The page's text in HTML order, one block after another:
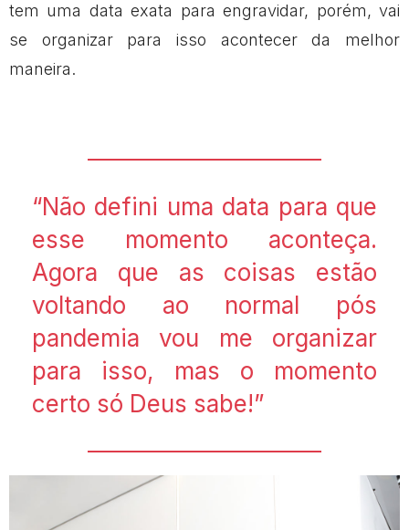
tem uma data exata para engravidar, porém, vai
se organizar para isso acontecer da melhor
maneira.
“Não defini uma data para que
esse momento aconteça.
Agora que as coisas estão
voltando ao normal pós
pandemia vou me organizar
para isso, mas o momento
certo só Deus sabe!”